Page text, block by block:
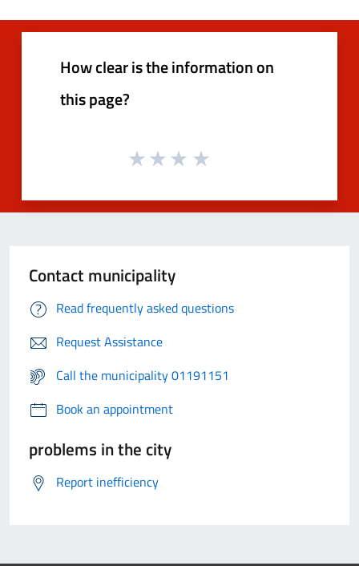
How clear is the information on
this page?
Contact municipality
Read frequently asked questions
Request Assistance
Call the municipality 01191151
Book an appointment
problems in the city
Report inefficiency